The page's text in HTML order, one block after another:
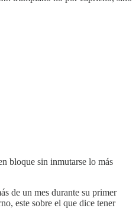
bloque sin inmutarse lo más
de un mes durante su primer
este sobre el que dice tener